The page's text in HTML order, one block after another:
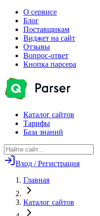
О сервисе
Блог
Поставщикам
Виджет на сайт
Отзывы
Вопрос-ответ
Кнопка парсера
Каталог сайтов
Тарифы
База знаний
Вход / Регистрация
Главная
Каталог сайтов